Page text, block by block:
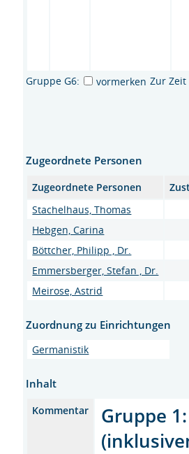
Gruppe G6: vormerken Zur
Zugeordnete Personen
Zugeordnete Personen
Stachelhaus, Thomas
Hebgen, Carina
Böttcher, Philipp , Dr.
Emmersberger, Stefan , Dr.
Meirose, Astrid
Zuordnung zu Einrichtungen
Germanistik
Inhalt
Kommentar
Gruppe